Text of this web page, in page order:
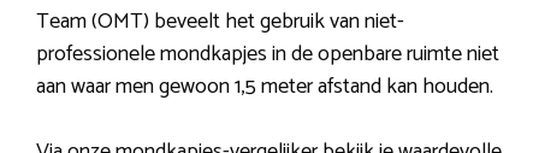
Team (OMT) beveelt het gebruik van niet-
professionele mondkapjes in de openbare ruimte niet
aan waar men gewoon 1,5 meter afstand kan houden.